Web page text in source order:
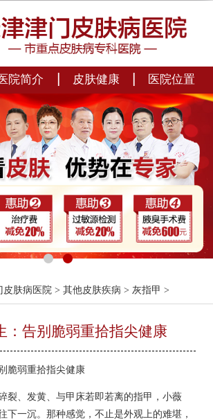
院简介 | 皮肤健康 | 医院位置
皮肤病医院 >其他皮肤疾病 >灰指甲 >
：告别脆弱重拾指尖健康
脆弱重拾指尖健康
裂、发黄、与甲床若即若离的指甲，小薇
下一沉。那种感觉，不止是外观上的难堪，